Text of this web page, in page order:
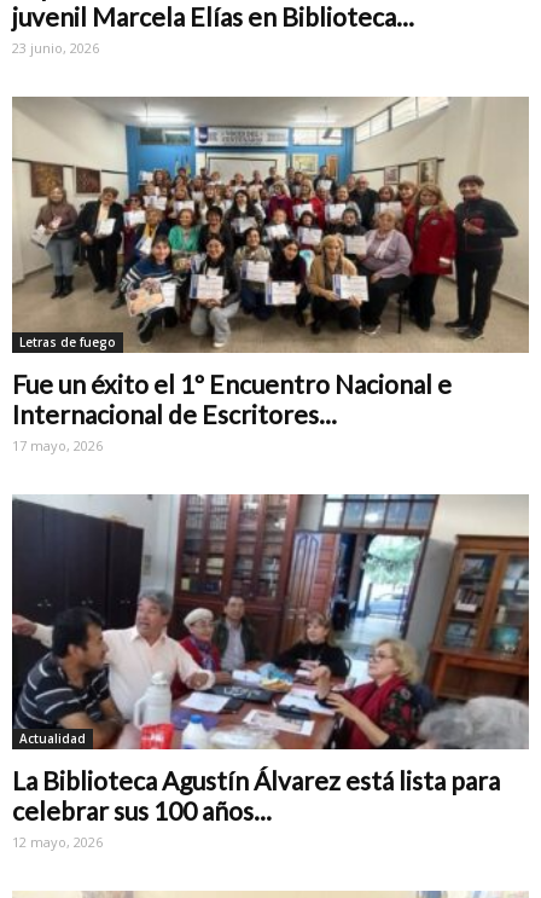
juvenil Marcela Elías en Biblioteca...
23 junio, 2026
Letras de fuego
Fue un éxito el 1º Encuentro Nacional e
Internacional de Escritores...
17 mayo, 2026
Actualidad
La Biblioteca Agustín Álvarez está lista para
celebrar sus 100 años...
12 mayo, 2026